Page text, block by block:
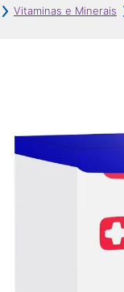
Vitaminas e Minerais